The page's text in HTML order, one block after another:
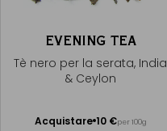
EVENING TEA
Tè nero per la serata, India
& Ceylon
Acquistare 10 €per 100g
Aggiungere